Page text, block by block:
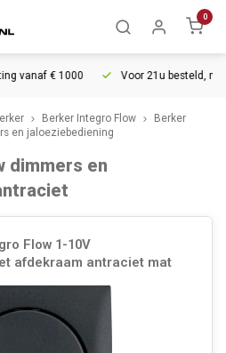
0
vanaf € 1000 Voor 21u besteld,
Berker Integro Flow
Berker
en jaloeziebediening
dimmers en
Flow 1-10V
afdekraam antraciet mat